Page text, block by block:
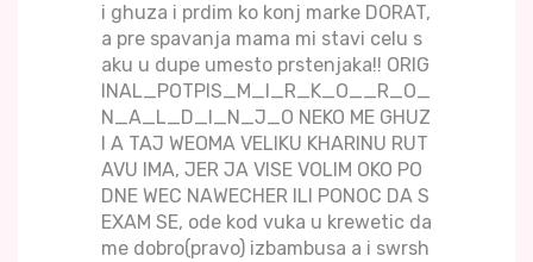
i ghuza i prdim ko konj marke DORAT,
a pre spavanja mama mi stavi celu s
aku u dupe umesto prstenjaka!! ORIG
INAL_POTPIS_M_I_R_K_O__R_O_
N_A_L_D_I_N_J_O NEKO ME GHUZ
I A TAJ WEOMA VELIKU KHARINU RUT
AVU IMA, JER JA VISE VOLIM OKO PO
DNE WEC NAWECHER ILI PONOC DA S
EXAM SE, ode kod vuka u krewetic da
me dobro(pravo) izbambusa a i swrsh